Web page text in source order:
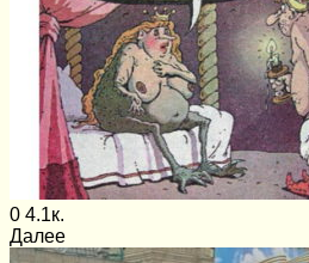
0 4.1к.
Далее